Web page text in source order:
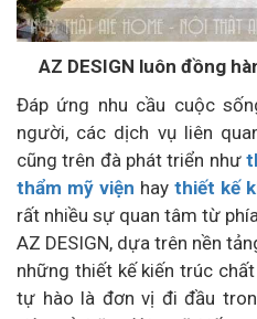
AZ DESIGN luôn đồng
Đáp ứng nhu cầu cuộc
người, các dịch vụ liên
cũng trên đà phát triển như
thẩm mỹ viện hay thiết kế
rất nhiều sự quan tâm từ
AZ DESIGN, dựa trên nền
những thiết kế kiến trúc
tự hào là đơn vị đi đầu